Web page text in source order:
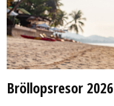
Bröllopsresor 2026